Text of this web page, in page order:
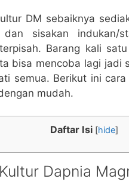
DM sebaiknya
sisakan indukan/
Barang kali
bisa mencoba lagi jadi
semua. Berikut ini cara
mudah.
Daftar Isi [hide]
Dapnia